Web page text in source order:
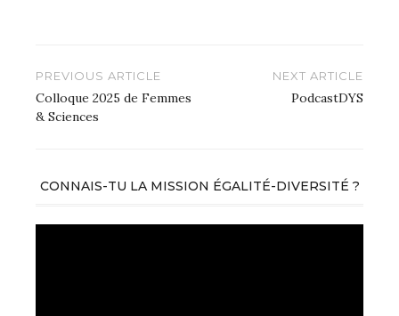
Navigation
de
l’article
PREVIOUS ARTICLE
Colloque 2025 de Femmes
& Sciences
NEXT ARTICLE
PodcastDYS
CONNAIS-TU LA MISSION ÉGALITÉ-DIVERSITÉ ?